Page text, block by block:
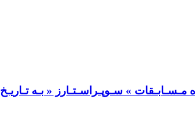
مـسـابـقات » سـوپـراسـتـارز « بـه تـاریـخ 27 مـــارس